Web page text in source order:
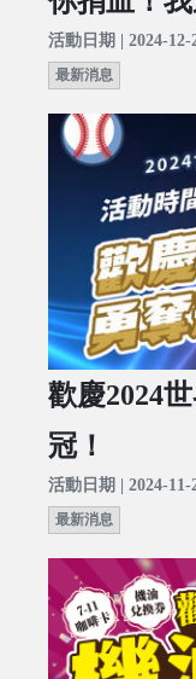
活動日期 | 2024-12-
最新消息
歡慶2024
冠！
活動日期 | 2024-11-
最新消息